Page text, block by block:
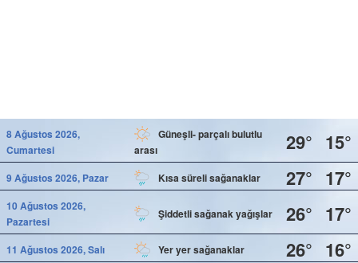
8 Ağustos 2026,
Cumartesi
Güneşli- parçalı bulutlu
arası
29° 15°
9 Ağustos 2026, Pazar Kısa süreli sağanaklar 27° 17°
10 Ağustos 2026,
Pazartesi
Şiddetli sağanak yağışlar 26° 17°
11 Ağustos 2026, Salı Yer yer sağanaklar 26° 16°